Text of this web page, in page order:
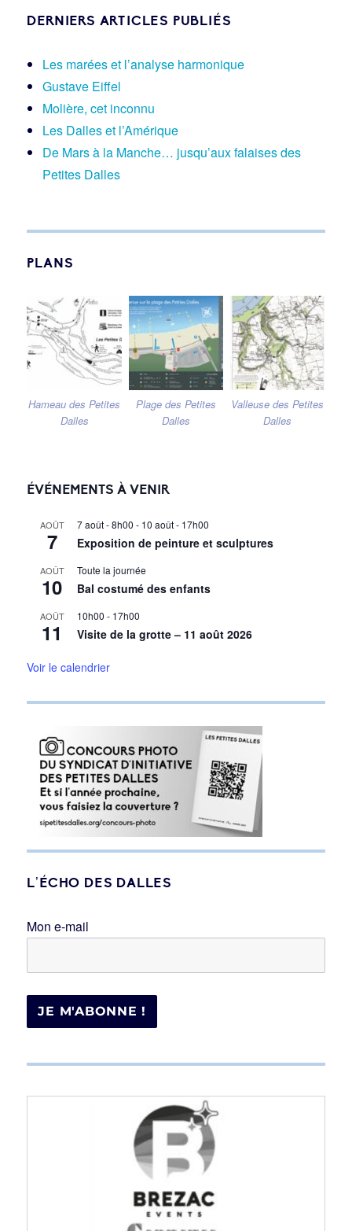
DERNIERS ARTICLES PUBLIÉS
Les marées et l’analyse harmonique
Gustave Eiffel
Molière, cet inconnu
Les Dalles et l’Amérique
De Mars à la Manche… jusqu’aux falaises des
Petites Dalles
PLANS
Hameau des Petites
Dalles
Plage des Petites
Dalles
Valleuse des Petites
Dalles
ÉVÉNEMENTS À VENIR
AOÛT
7
7 août - 8h00 - 10 août - 17h00
Exposition de peinture et sculptures
AOÛT
10
Toute la journée
Bal costumé des enfants
AOÛT
11
10h00 - 17h00
Visite de la grotte – 11 août 2026
Voir le calendrier
L’ÉCHO DES DALLES
Mon e-mail